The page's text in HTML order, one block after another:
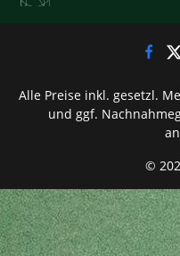
©
Alle Preise inkl. gesetzl.
und ggf.